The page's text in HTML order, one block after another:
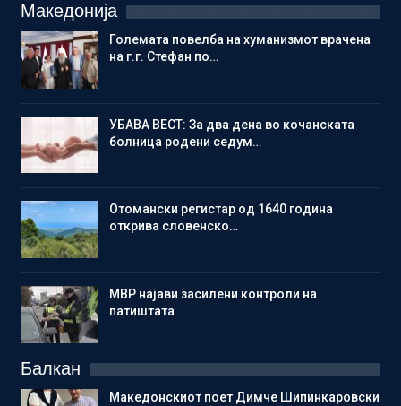
Македонија
Големата повелба на хуманизмот врачена
на г.г. Стефан по…
УБАВА ВЕСТ: За два дена во кочанската
болница родени седум…
Отомански регистар од 1640 година
открива словенско…
МВР најави засилени контроли на
патиштата
Балкан
Македонскиот поет Димче Шипинкаровски